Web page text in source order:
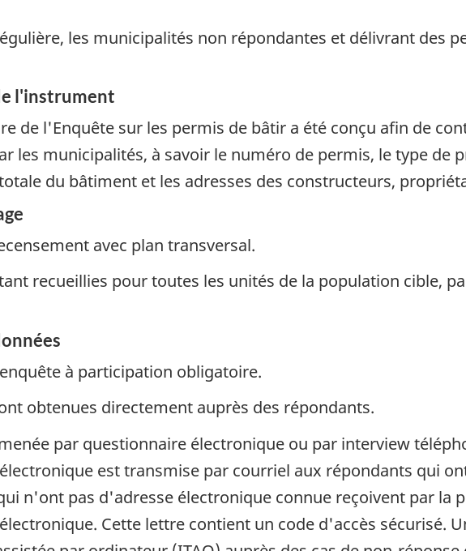
les municipalités non répondantes et délivrant des
l'instrument
de l'Enquête sur les permis de bâtir a été conçu afin de
les municipalités, à savoir le numéro de permis, le type de
du bâtiment et les adresses des constructeurs,
avec plan transversal.
recueillies pour toutes les unités de la population cible,
à participation obligatoire.
obtenues directement auprès des répondants.
par questionnaire électronique ou par interview
est transmise par courriel aux répondants qui
n'ont pas d'adresse électronique connue reçoivent par la
Cette lettre contient un code d'accès sécurisé.